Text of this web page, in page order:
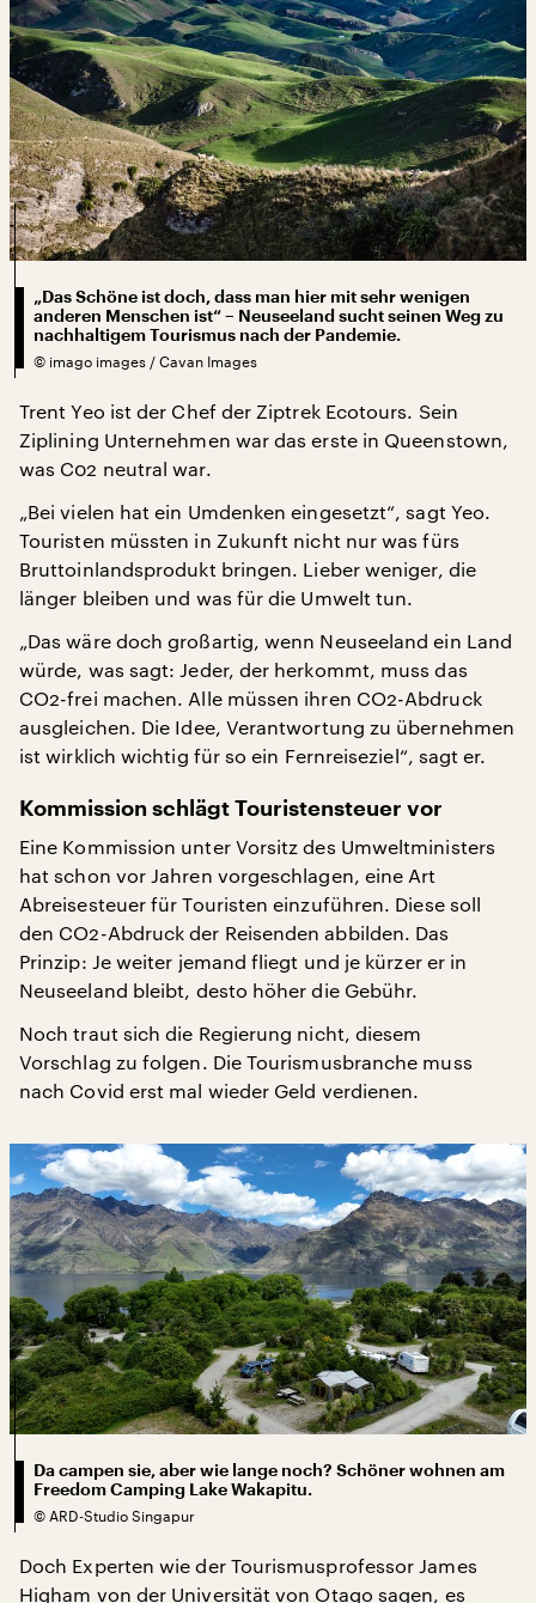
„Das Schöne ist doch, dass man hier mit sehr wenigen
anderen Menschen ist“ – Neuseeland sucht seinen Weg zu
nachhaltigem Tourismus nach der Pandemie.
© imago images / Cavan Images
Trent Yeo ist der Chef der Ziptrek Ecotours. Sein
Ziplining Unternehmen war das erste in Queenstown,
was C02 neutral war.
„Bei vielen hat ein Umdenken eingesetzt“, sagt Yeo.
Touristen müssten in Zukunft nicht nur was fürs
Bruttoinlandsprodukt bringen. Lieber weniger, die
länger bleiben und was für die Umwelt tun.
„Das wäre doch großartig, wenn Neuseeland ein Land
würde, was sagt: Jeder, der herkommt, muss das
CO2-frei machen. Alle müssen ihren CO2-Abdruck
ausgleichen. Die Idee, Verantwortung zu übernehmen
ist wirklich wichtig für so ein Fernreiseziel“, sagt er.
Kommission schlägt Touristensteuer vor
Eine Kommission unter Vorsitz des Umweltministers
hat schon vor Jahren vorgeschlagen, eine Art
Abreisesteuer für Touristen einzuführen. Diese soll
den CO2-Abdruck der Reisenden abbilden. Das
Prinzip: Je weiter jemand fliegt und je kürzer er in
Neuseeland bleibt, desto höher die Gebühr.
Noch traut sich die Regierung nicht, diesem
Vorschlag zu folgen. Die Tourismusbranche muss
nach Covid erst mal wieder Geld verdienen.
Da campen sie, aber wie lange noch? Schöner wohnen am
Freedom Camping Lake Wakapitu.
© ARD-Studio Singapur
Doch Experten wie der Tourismusprofessor James
Higham von der Universität von Otago sagen, es